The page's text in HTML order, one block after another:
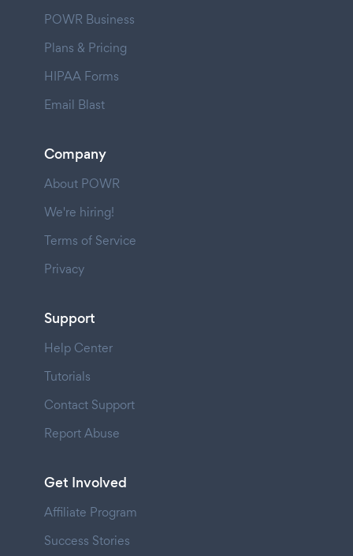
POWR Business
Plans & Pricing
HIPAA Forms
Email Blast
Company
About POWR
We're hiring!
Terms of Service
Privacy
Support
Help Center
Tutorials
Contact Support
Report Abuse
Get Involved
Affiliate Program
Success Stories